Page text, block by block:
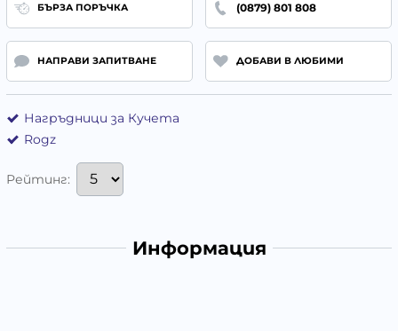
БЪРЗА ПОРЪЧКА (0879) 801 808
НАПРАВИ ЗАПИТВАНЕ ДОБАВИ В ЛЮБИМИ
Нагръдници за Кучета
Rogz
Рейтинг:
Информация